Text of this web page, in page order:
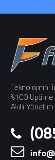
Teknolojinin
%100
Akıllı